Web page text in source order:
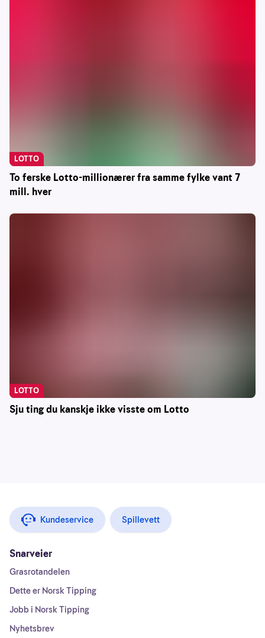
To ferske Lotto-millionærer fra samme fylke vant 7
mill. hver
LOTTO
Sju ting du kanskje ikke visste om Lotto
LOTTO
Kundeservice Spillevett
Snarveier
Grasrotandelen
Dette er Norsk Tipping
Jobb i Norsk Tipping
Nyhetsbrev